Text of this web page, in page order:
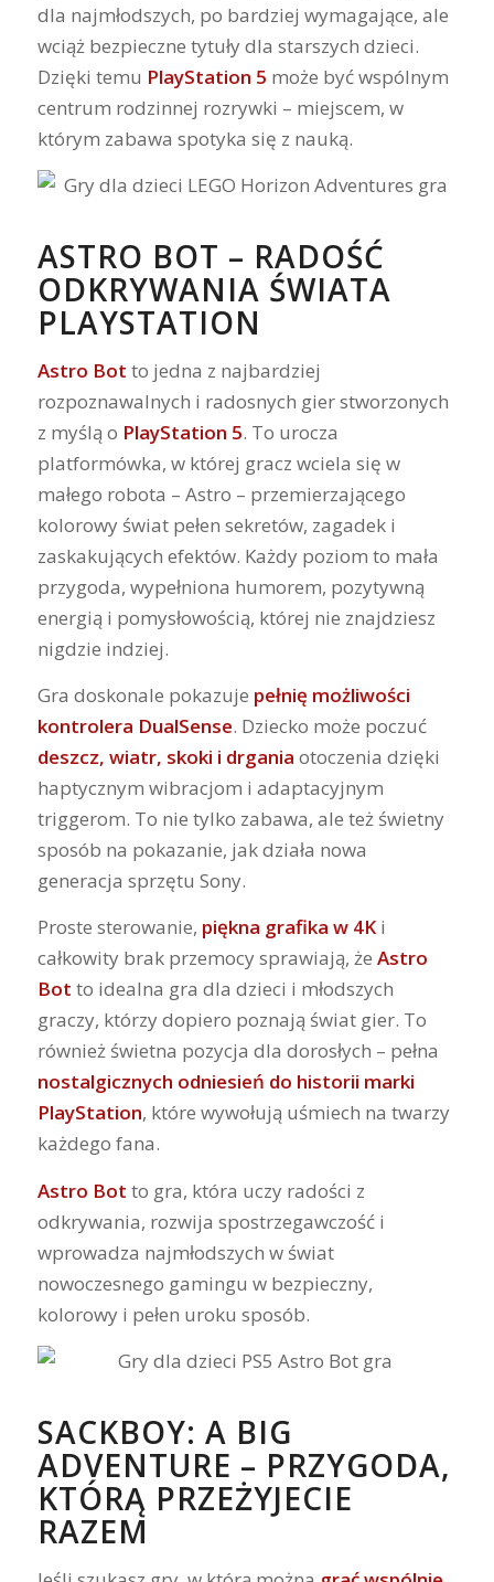
dla najmłodszych, po bardziej wymagające, ale
wciąż bezpieczne tytuły dla starszych dzieci.
Dzięki temu PlayStation 5 może być wspólnym
centrum rodzinnej rozrywki – miejscem, w
którym zabawa spotyka się z nauką.
ASTRO BOT – RADOŚĆ
ODKRYWANIA ŚWIATA
PLAYSTATION
Astro Bot to jedna z najbardziej
rozpoznawalnych i radosnych gier stworzonych
z myślą o PlayStation 5. To urocza
platformówka, w której gracz wciela się w
małego robota – Astro – przemierzającego
kolorowy świat pełen sekretów, zagadek i
zaskakujących efektów. Każdy poziom to mała
przygoda, wypełniona humorem, pozytywną
energią i pomysłowością, której nie znajdziesz
nigdzie indziej.
Gra doskonale pokazuje pełnię możliwości
kontrolera DualSense. Dziecko może poczuć
deszcz, wiatr, skoki i drgania otoczenia dzięki
haptycznym wibracjom i adaptacyjnym
triggerom. To nie tylko zabawa, ale też świetny
sposób na pokazanie, jak działa nowa
generacja sprzętu Sony.
Proste sterowanie, piękna grafika w 4Ki
całkowity brak przemocy sprawiają, że Astro
Bot to idealna gra dla dzieci i młodszych
graczy, którzy dopiero poznają świat gier. To
również świetna pozycja dla dorosłych – pełna
nostalgicznych odniesień do historii marki
PlayStation, które wywołują uśmiech na twarzy
każdego fana.
Astro Bot to gra, która uczy radości z
odkrywania, rozwija spostrzegawczość i
wprowadza najmłodszych w świat
nowoczesnego gamingu w bezpieczny,
kolorowy i pełen uroku sposób.
SACKBOY: A BIG
ADVENTURE – PRZYGODA,
KTÓRĄ PRZEŻYJECIE
RAZEM